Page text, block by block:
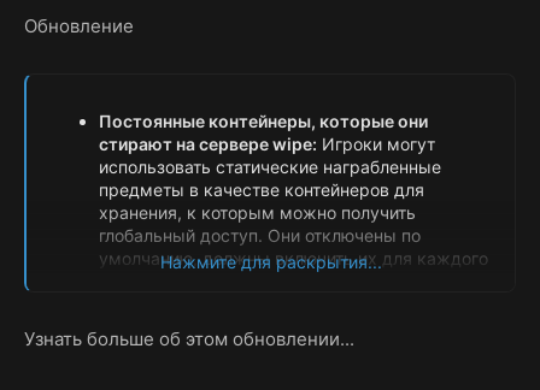
Обновление
Постоянные контейнеры, которые они
стирают на сервере wipe: Игроки могут
использовать статические награбленные
предметы в качестве контейнеров для
хранения, к которым можно получить
глобальный доступ. Они отключены по
умолчанию, должны включить их для каждого
экспериментальное введение этой функции,
Нажмите для раскрытия...
Узнать больше об этом обновлении...